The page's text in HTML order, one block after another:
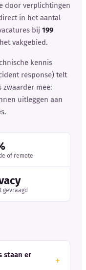
door verplichtingen
in het aantal
bij 199
vakgebied.
kennis
response) telt
zwaarder mee:
uitleggen aan
of remote
gevraagd
staan er